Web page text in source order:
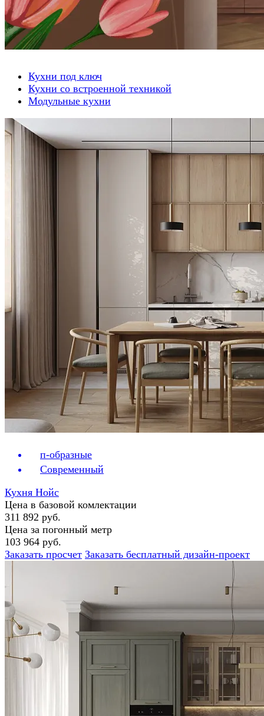
Кухни под ключ
Кухни со встроенной техникой
Модульные кухни
п-образные
Современный
Кухня Нойс
Цена в базовой комлектации
311 892 руб.
Цена за погонный метр
103 964 руб.
Заказать просчет Заказать бесплатный дизайн-проект